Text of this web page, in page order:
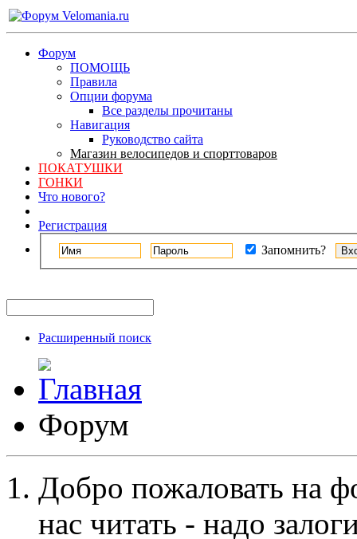
Форум
ПОМОЩЬ
Правила
Опции форума
Все разделы прочитаны
Навигация
Руководство сайта
Магазин велосипедов и спорттоваров
ПОКАТУШКИ
ГОНКИ
Что нового?
Регистрация
Запомнить?
Расширенный поиск
Форум
Добро пожаловать на
нас читать - надо